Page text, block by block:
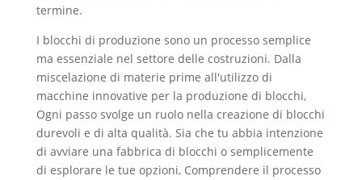
termine.
I blocchi di produzione sono un processo semplice
ma essenziale nel settore delle costruzioni. Dalla
miscelazione di materie prime all'utilizzo di
macchine innovative per la produzione di blocchi,
Ogni passo svolge un ruolo nella creazione di blocchi
durevoli e di alta qualità. Sia che tu abbia intenzione
di avviare una fabbrica di blocchi o semplicemente
di esplorare le tue opzioni, Comprendere il processo